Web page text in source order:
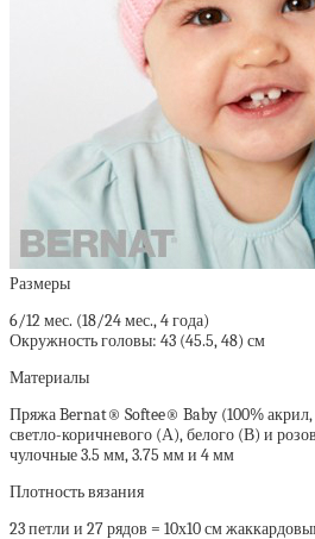
Размеры
6/12 мес. (18/24 мес., 4 года)
Окружность головы: 43 (45.5, 48) см
Материалы
Пряжа Bernat® Softee® Baby (100% акрил,
светло-коричневого (А), белого (В) и
чулочные 3.5 мм, 3.75 мм и 4 мм
Плотность вязания
23 петли и 27 рядов = 10х10 см